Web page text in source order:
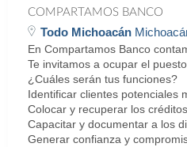
COMPARTAMOS BANCO
Todo Michoacán
En Compartamos Banco
Te invitamos a ocupar el
¿Cuáles serán tus funciones?
Identificar clientes potenciales
Colocar y recuperar los
Capacitar y documentar a los
Generar confianza y